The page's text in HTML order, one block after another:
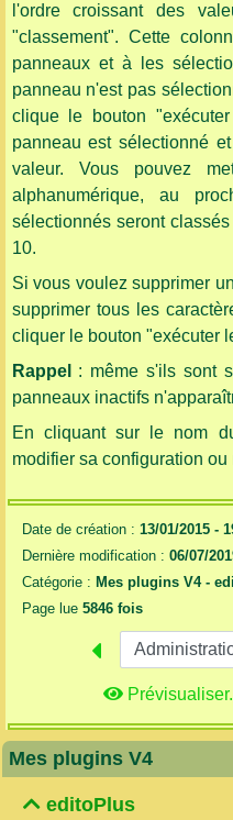
Mes plugins V4
editoPlus
l'ordre croissant des
"classement". Cette
panneaux et à les
panneau n'est pas
clique le bouton
panneau est sélectionné
valeur. Vous pouvez
alphanumérique, au
sélectionnés seront
10.
Si vous voulez supprimer
supprimer tous les
cliquer le bouton "exécuter
Rappel
: même s'ils sont
panneaux inactifs
En cliquant sur le nom
modifier sa configuration
Date de création : 13/01/2015 -
Dernière modification : 06/07/
Catégorie : Mes plugins V4 -
Page lue 5846 fois